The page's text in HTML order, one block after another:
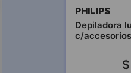
PHILIPS
Depiladora
c/
$